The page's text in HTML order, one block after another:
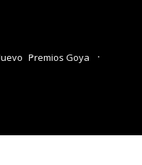
Premios Goya